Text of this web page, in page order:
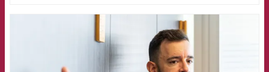
FCB Barcelona badge